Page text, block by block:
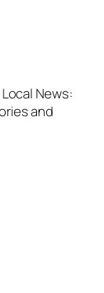
News:
and